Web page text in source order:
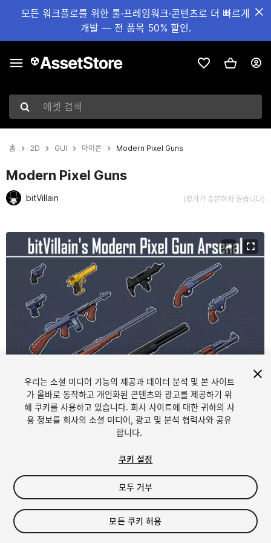
모든 워크플로를 위한 툴·프레임워크·콘텐츠로 더 빠르게
개발 — 전 품목 50% 할인.
에셋 검색
홈 2D GUI 아이콘 Modern Pixel Guns
Modern Pixel Guns
bitVillain (평가가 충분하지 않습니다)
현재 슬라이드: 1 / 1
/1
$4.99
우리는 소셜 미디어 기능의 제공과 데이터 분석 및 본 사이트
가 올바로 동작하고 개인화된 콘텐츠와 광고를 제공하기 위
해 쿠키를 사용하고 있습니다. 회사 사이트에 대한 귀하의 사
용 정보를 회사의 소셜 미디어, 광고 및 분석 협력사와 공유
합니다.
쿠키 설정
모두 거부
모든 쿠키 허용